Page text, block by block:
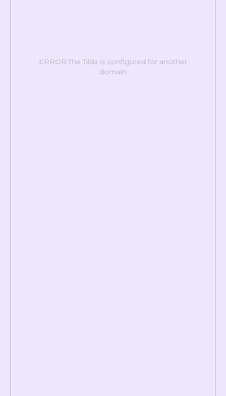
ERROR:The Tilda is configured for another
domain